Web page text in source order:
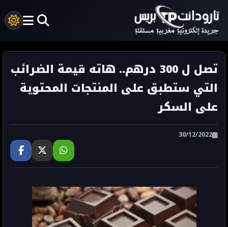
تصل ل 300 درهم.. هاته قيمة الضرائب
التي ستطبق على المنتجات المحتوية
على السكر
30/12/2022